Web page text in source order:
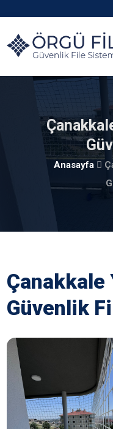
Anasayfa
Çanakkale
Güvenlik